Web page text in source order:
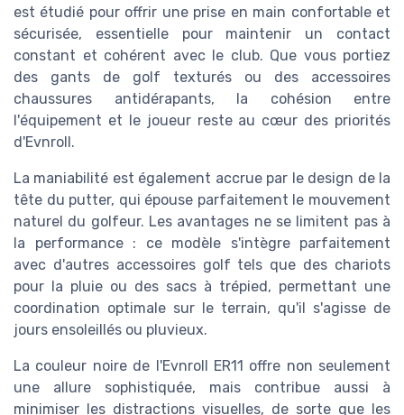
est étudié pour offrir une prise en main confortable et
sécurisée, essentielle pour maintenir un contact
constant et cohérent avec le club. Que vous portiez
des gants de golf texturés ou des accessoires
chaussures antidérapants, la cohésion entre
l'équipement et le joueur reste au cœur des priorités
d'Evnroll.
La maniabilité est également accrue par le design de la
tête du putter, qui épouse parfaitement le mouvement
naturel du golfeur. Les avantages ne se limitent pas à
la performance : ce modèle s'intègre parfaitement
avec d'autres accessoires golf tels que des chariots
pour la pluie ou des sacs à trépied, permettant une
coordination optimale sur le terrain, qu'il s'agisse de
jours ensoleillés ou pluvieux.
La couleur noire de l'Evnroll ER11 offre non seulement
une allure sophistiquée, mais contribue aussi à
minimiser les distractions visuelles, de sorte que les